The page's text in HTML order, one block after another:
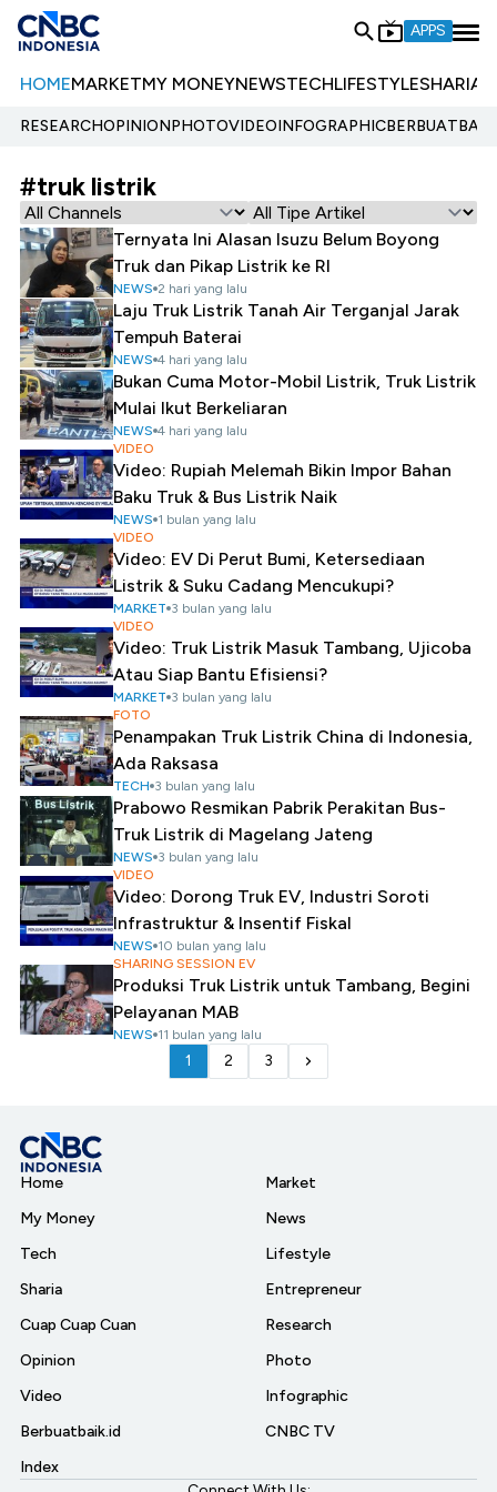
APPS
HOMEMARKETMY MONEYNEWSTECHLIFESTYLESHARIA
RESEARCHOPINIONPHOTOVIDEOINFOGRAPHIC
#truk listrik
Ternyata Ini Alasan Isuzu Belum Boyong
Truk dan Pikap Listrik ke RI
NEWS 2 hari yang lalu
Laju Truk Listrik Tanah Air Terganjal Jarak
Tempuh Baterai
NEWS 4 hari yang lalu
Bukan Cuma Motor-Mobil Listrik, Truk Listrik
Mulai Ikut Berkeliaran
NEWS 4 hari yang lalu
VIDEO
Video: Rupiah Melemah Bikin Impor Bahan
Baku Truk & Bus Listrik Naik
NEWS 1 bulan yang lalu
VIDEO
Video: EV Di Perut Bumi, Ketersediaan
Listrik & Suku Cadang Mencukupi?
MARKET 3 bulan yang lalu
VIDEO
Video: Truk Listrik Masuk Tambang, Ujicoba
Atau Siap Bantu Efisiensi?
MARKET 3 bulan yang lalu
FOTO
Penampakan Truk Listrik China di Indonesia,
Ada Raksasa
TECH 3 bulan yang lalu
Prabowo Resmikan Pabrik Perakitan Bus-
Truk Listrik di Magelang Jateng
NEWS 3 bulan yang lalu
VIDEO
Video: Dorong Truk EV, Industri Soroti
Infrastruktur & Insentif Fiskal
NEWS 10 bulan yang lalu
SHARING SESSION EV
Produksi Truk Listrik untuk Tambang, Begini
Pelayanan MAB
NEWS 11 bulan yang lalu
1 2 3
Home
My Money
Tech
Sharia
Cuap Cuap Cuan
Opinion
Video
Berbuatbaik.id
Index
Market
News
Lifestyle
Entrepreneur
Research
Photo
Infographic
CNBC TV